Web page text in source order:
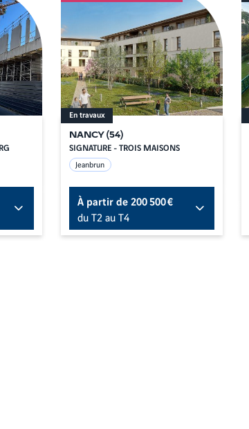
NANCY(54)
SIGNATURE - TROIS MAISONS
En travaux
Jeanbrun
À partir de200 500 €
du T2 au T4